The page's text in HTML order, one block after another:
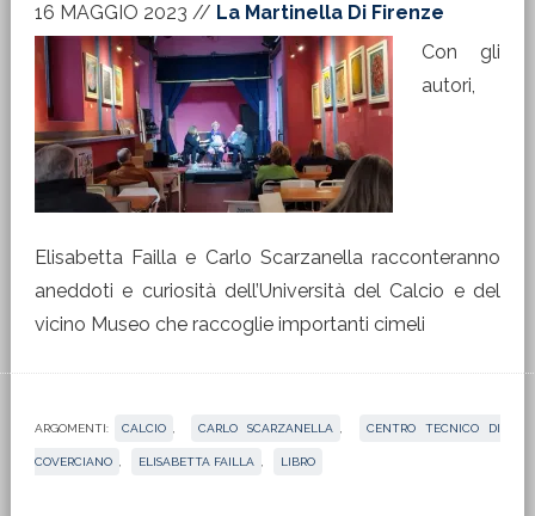
16 MAGGIO 2023 // La Martinella Di Firenze
Con gli
autori,
Elisabetta Failla e Carlo Scarzanella racconteranno
aneddoti e curiosità dell’Università del Calcio e del
vicino Museo che raccoglie importanti cimeli
ARGOMENTI: CALCIO CARLO SCARZANELLA CENTRO TECNICO DI
COVERCIANO ELISABETTA FAILLA LIBRO